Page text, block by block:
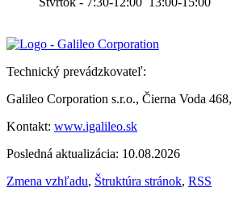
Technický prevádzkovateľ:
Galileo Corporation s.r.o., Čierna Voda 468,
Kontakt: www.igalileo.sk
Posledná aktualizácia: 10.08.2026
Zmena vzhľadu, Štruktúra stránok, RSS